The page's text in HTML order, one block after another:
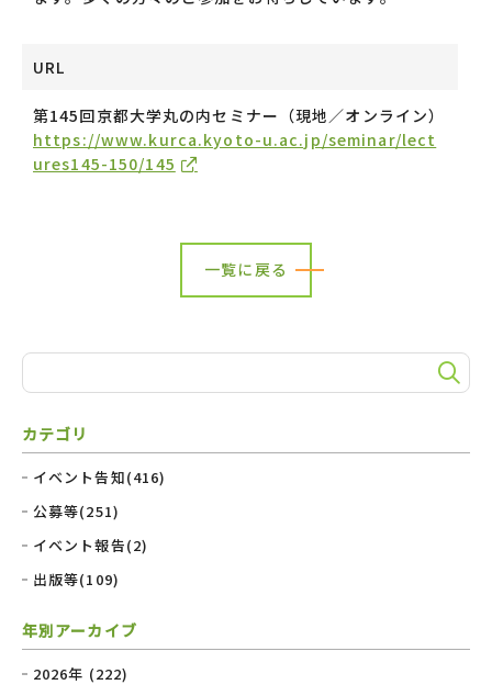
URL
第145回京都大学丸の内セミナー（現地／オンライン）
https://www.kurca.kyoto-u.ac.jp/seminar/lect
ures145-150/145
一覧に戻る
カテゴリ
イベント告知(416)
公募等(251)
イベント報告(2)
出版等(109)
年別アーカイブ
2026年 (222)